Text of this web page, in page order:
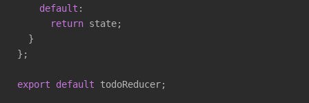
default :
return state;
  }
};
export default todoReducer;